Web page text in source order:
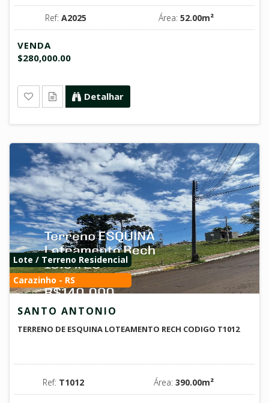
Ref: A2025 Área: 52.00m²
VENDA
$280,000.00
Detalhar
Lote / Terreno Residencial
Carazinho - RS
SANTO ANTONIO
TERRENO DE ESQUINA LOTEAMENTO RECH CODIGO T1012
Ref: T1012 Área: 390.00m²